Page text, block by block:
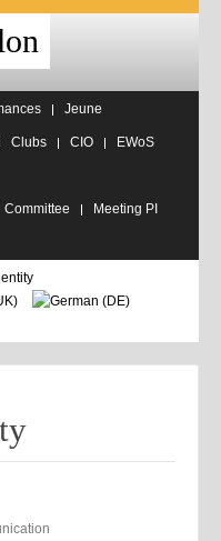
Jeune
Clubs CIO EWoS
Committee Meeting PI